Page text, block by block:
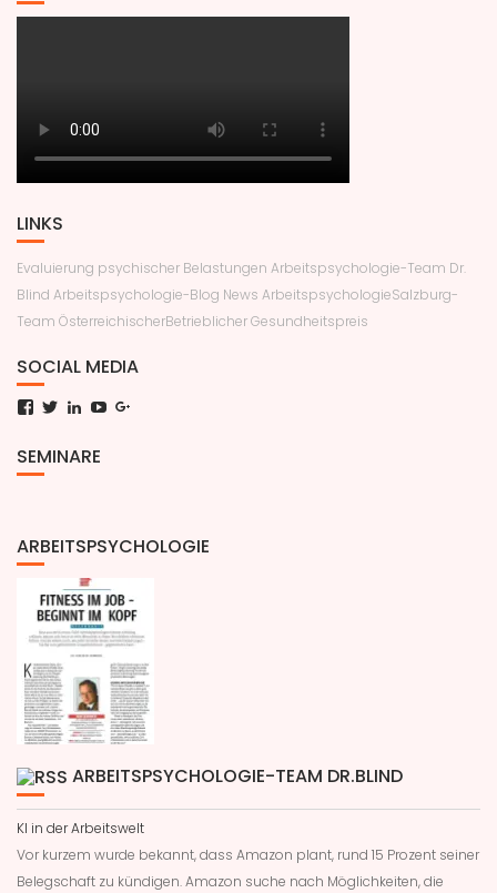
LINKS
Evaluierung psychischer Belastungen Arbeitspsychologie-Team Dr.
Blind Arbeitspsychologie-Blog News ArbeitspsychologieSalzburg-
Team ÖsterreichischerBetrieblicher Gesundheitspreis
SOCIAL MEDIA
Facebook
TwitterLinkedInYouTube
SEMINARE
ARBEITSPSYCHOLOGIE
ARBEITSPSYCHOLOGIE-TEAM DR.BLIND
KI in der Arbeitswelt
Vor kurzem wurde bekannt, dass Amazon plant, rund 15 Prozent seiner
Belegschaft zu kündigen. Amazon suche nach Möglichkeiten, die